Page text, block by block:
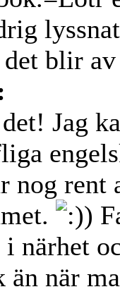
det blir
Jag
nog rent
)
närhet
än när